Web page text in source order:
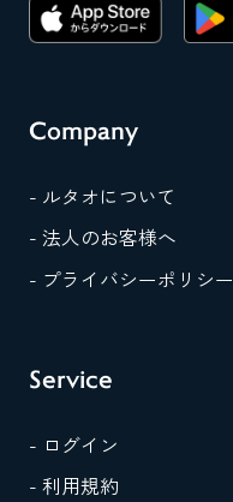
Company
- ルタオについて
- 法人のお客様へ
- プライバシーポリシー
Service
- ログイン
- 利用規約